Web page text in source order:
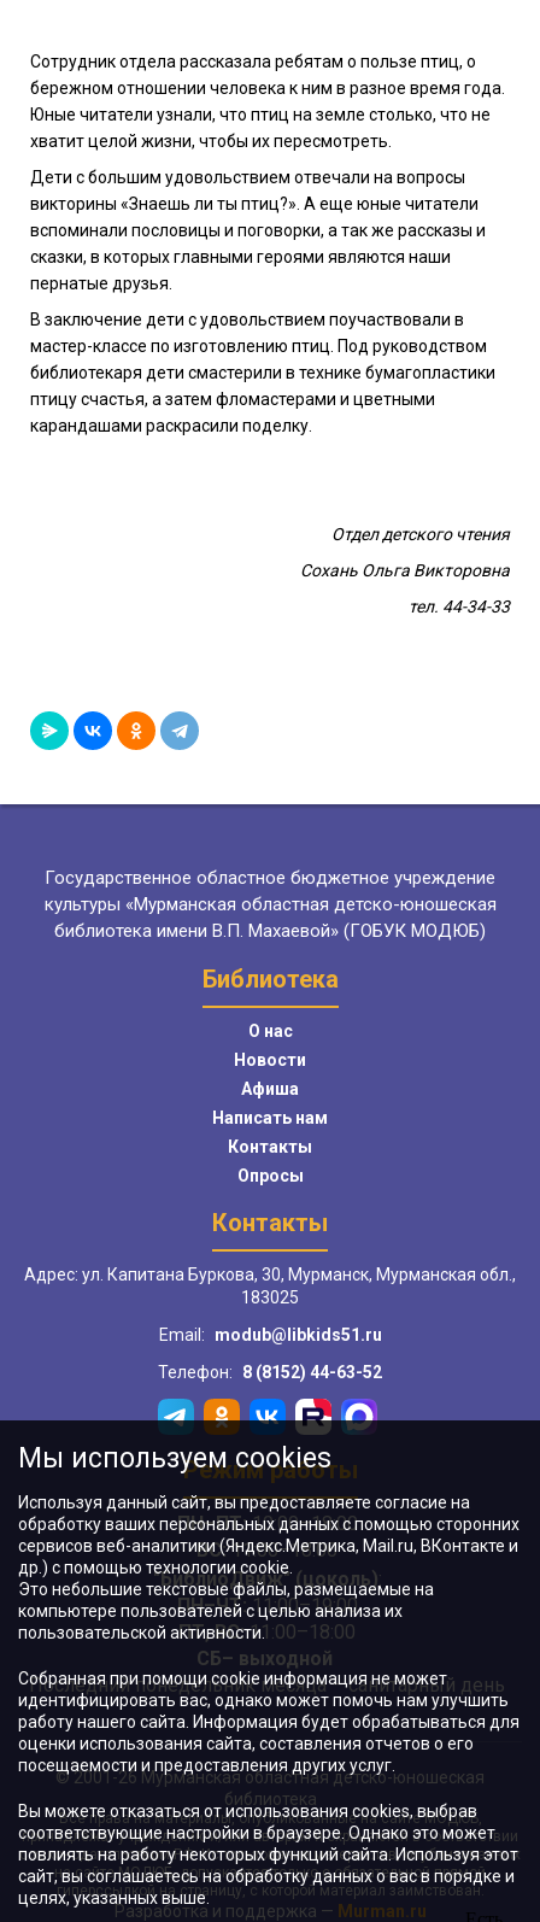
Сотрудник отдела рассказала ребятам о пользе птиц, о
бережном отношении человека к ним в разное время года.
Юные читатели узнали, что птиц на земле столько, что не
хватит целой жизни, чтобы их пересмотреть.
Дети с большим удовольствием отвечали на вопросы
викторины «Знаешь ли ты птиц?». А еще юные читатели
вспоминали пословицы и поговорки, а так же рассказы и
сказки, в которых главными героями являются наши
пернатые друзья.
В заключение дети с удовольствием поучаствовали в
мастер-классе по изготовлению птиц. Под руководством
библиотекаря дети смастерили в технике бумагопластики
птицу счастья, а затем фломастерами и цветными
карандашами раскрасили поделку.
Отдел детского чтения
Сохань Ольга Викторовна
тел. 44-34-33
Государственное областное бюджетное учреждение
культуры «Мурманская областная детско-юношеская
библиотека имени В.П. Махаевой» (ГОБУК МОДЮБ)
Библиотека
О нас
Новости
Афиша
Написать нам
Контакты
Опросы
Контакты
Адрес: ул. Капитана Буркова, 30, Мурманск, Мурманская обл.,
183025
Email:
modub@libkids51.ru
Телефон:
8 (8152) 44-63-52
Режим работы
ПН–ПТ:10:00–18:00
ВС:11:00–18:00
"БиблиоДвиж" (цоколь):
ПН–ЧТ:11:00–19:00
ПТ, ВС:11:00–18:00
СБ– выходной
Последний понедельник месяца – санитарный день
© 2001-26 Мурманская областная детско-юношеская
библиотека
Все права на материалы, опубликованные на сайте МОДЮБ,
принадлежат учреждению и/или авторам и охраняются в соответствии
с законодательством РФ. Использование материалов, опубликованных
на сайте МОДЮБ, допускается только с обязательной прямой
гиперссылкой на страницу, с которой материал заимствован.
Разработка и поддержка — Murman.ru
Мы используем cookies
Используя данный сайт, вы предоставляете согласие на
обработку ваших персональных данных с помощью сторонних
сервисов веб-аналитики (Яндекс.Метрика, Mail.ru, ВКонтакте и
др.) с помощью технологии cookie.
Это небольшие текстовые файлы, размещаемые на
компьютере пользователей с целью анализа их
пользовательской активности.
Собранная при помощи cookie информация не может
идентифицировать вас, однако может помочь нам улучшить
работу нашего сайта. Информация будет обрабатываться для
оценки использования сайта, составления отчетов о его
посещаемости и предоставления других услуг.
Вы можете отказаться от использования cookies, выбрав
соответствующие настройки в браузере. Однако это может
повлиять на работу некоторых функций сайта. Используя этот
сайт, вы соглашаетесь на обработку данных о вас в порядке и
целях, указанных выше.